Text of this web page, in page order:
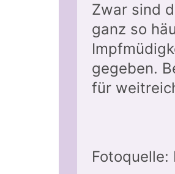
Zwar sind
ganz so
gegeben.
für
Fotoquelle: